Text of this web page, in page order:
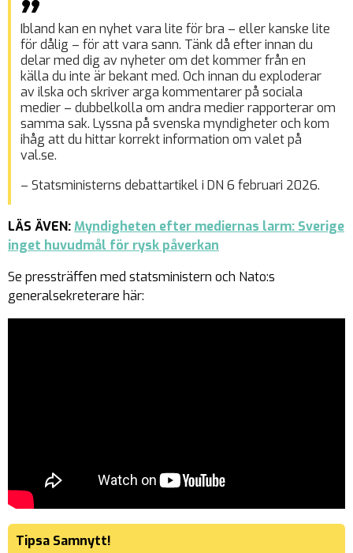
Ibland kan en nyhet vara lite för bra – eller kanske lite
för dålig – för att vara sann. Tänk då efter innan du
delar med dig av nyheter om det kommer från en
källa du inte är bekant med. Och innan du exploderar
av ilska och skriver arga kommentarer på sociala
medier – dubbelkolla om andra medier rapporterar om
samma sak. Lyssna på svenska myndigheter och kom
ihåg att du hittar korrekt information om valet på
val.se.
– Statsministerns debattartikel i DN 6 februari 2026.
LÄS ÄVEN:Myndigheten efter mediernas larm: Sverige
inget huvudmål för rysk påverkan
Se pressträffen med statsministern och Nato:s
generalsekreterare här:
Tipsa Samnytt!